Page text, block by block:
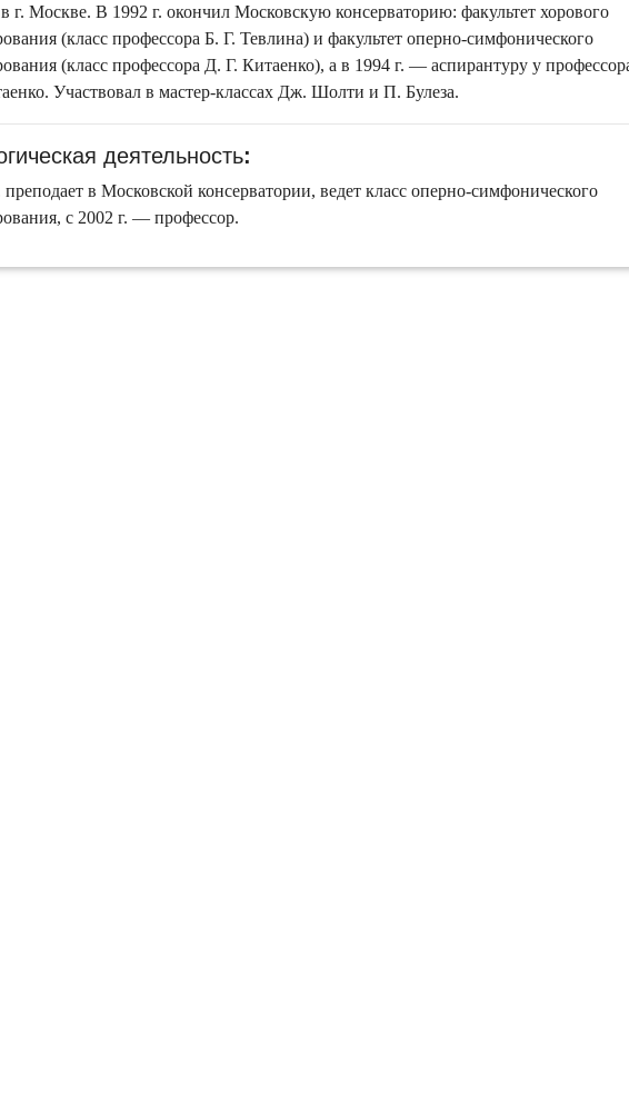
г. Москве. В 1992 г. окончил Московскую консерваторию: факультет хорового
(класс профессора Б. Г. Тевлина) и факультет оперно-симфонического
(класс профессора Д. Г. Китаенко), а в 1994 г. — аспирантуру у
Участвовал в мастер-классах Дж. Шолти и П. Булеза.
деятельность:
преподает в Московской консерватории, ведет класс оперно-симфонического
с 2002 г. — профессор.